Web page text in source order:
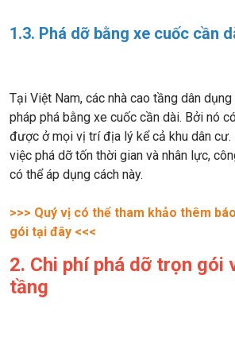
1.3. Phá dỡ bằng xe cuốc cần
Tại Việt Nam, các nhà cao tầng dân
pháp phá bằng xe cuốc cần dài. Bởi nó
được ở mọi vị trí địa lý kể cả khu dân cư.
việc phá dỡ tốn thời gian và nhân lực,
có thể áp dụng cách này.
>>> Quý vị có thể tham khảo thêm
gói tại đây <<<
2. Chi phí phá dỡ trọn gói
tầng